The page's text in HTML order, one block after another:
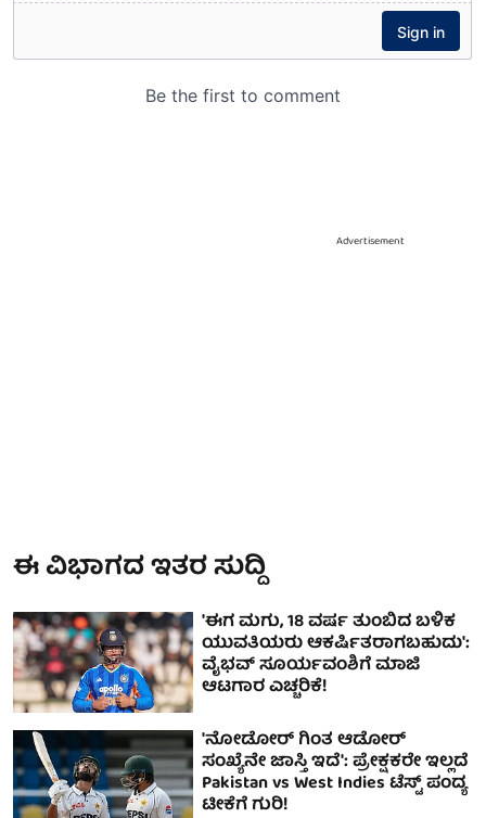
Advertisement
ಈ ವಿಭಾಗದ ಇತರ ಸುದ್ದಿ
'ಈಗ ಮಗು, 18 ವರ್ಷ ತುಂಬಿದ ಬಳಿಕ
ಯುವತಿಯರು ಆಕರ್ಷಿತರಾಗಬಹುದು':
ವೈಭವ್ ಸೂರ್ಯವಂಶಿಗೆ ಮಾಜಿ
ಆಟಗಾರ ಎಚ್ಚರಿಕೆ!
'ನೋಡೋರ್ ಗಿಂತ ಆಡೋರ್
ಸಂಖ್ಯೆನೇ ಜಾಸ್ತಿ ಇದೆ': ಪ್ರೇಕ್ಷಕರೇ ಇಲ್ಲದೆ
Pakistan vs West Indies ಟೆಸ್ಟ್ ಪಂದ್ಯ
ಟೀಕೆಗೆ ಗುರಿ!